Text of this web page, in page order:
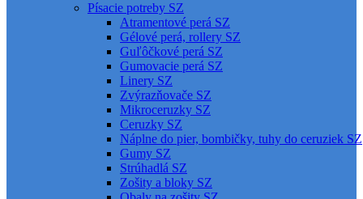
Písacie potreby SZ
Atramentové perá SZ
Gélové perá, rollery SZ
Guľôčkové perá SZ
Gumovacie perá SZ
Linery SZ
Zvýrazňovače SZ
Mikroceruzky SZ
Ceruzky SZ
Náplne do pier, bombičky, tuhy do ceruziek SZ
Gumy SZ
Strúhadlá SZ
Zošity a bloky SZ